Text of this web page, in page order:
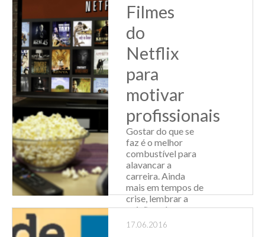
abertas e podem
ser feitas pelo site.
Conf...
Leia Mais
Filmes
do
Netflix
para
motivar
profissionais
Gostar do que se
faz é o melhor
combustível para
alavancar a
carreira. Ainda
mais em tempos de
crise, lembrar a
paixão pelo
trabalho pode ser
17.06.2016